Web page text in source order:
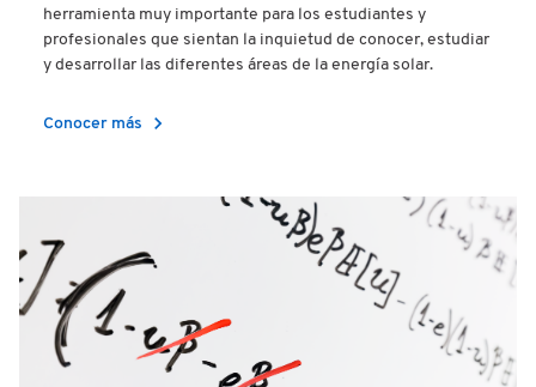
herramienta muy importante para los estudiantes y
profesionales que sientan la inquietud de conocer, estudiar
y desarrollar las diferentes áreas de la energía solar.
Conocer más chevron_right